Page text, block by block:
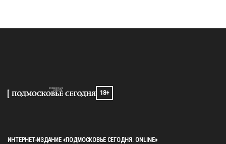
18+
ИНТЕРНЕТ-ИЗДАНИЕ «ПОДМОСКОВЬЕ СЕГОДНЯ. ONLINE»